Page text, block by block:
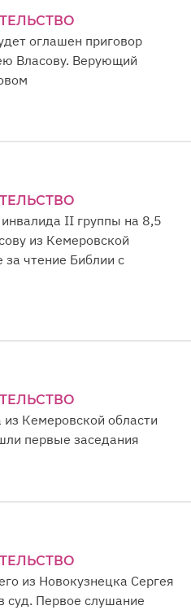
оглашен приговор
Власову. Верующий
II группы на 8,5
из Кемеровской
за чтение Библии с
Кемеровской области
первые заседания
из Новокузнецка Сергея
суд. Первое слушание